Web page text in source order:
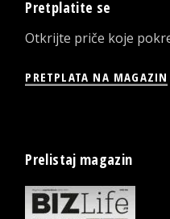
Pretplatite se
Otkrijte priče koje
PRETPLATA NA MAGAZIN
Prelistaj magazin